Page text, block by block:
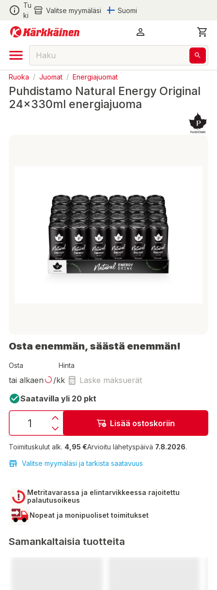
Tu
ki
Valitse myymäläsi Suomi
Ruoka / Juomat / Energiajuomat
Puhdistamo Natural Energy Original
24x330ml energiajuoma
Osta enemmän, säästä enemmän!
Osta Hinta
tai alkaen /kk
Laske maksuerät
Saatavilla yli 20 pkt
Lisää ostoskoriin
Toimituskulut alk. 4,95 €Arvioitu lähetyspäivä 7.8.2026.
Valitse myymäläsi ja tarkista saatavuus
Metritavarassa ja elintarvikkeessa rajoitettu
palautusoikeus
Nopeat ja monipuoliset toimitukset
Samankaltaisia tuotteita